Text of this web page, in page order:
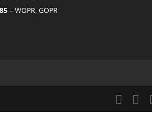
– WOPR, GOPR